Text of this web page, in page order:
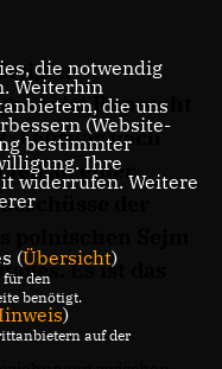
reist Ruprecht
Februar nach
teil an einer
der
polnischen Sejm
Es ist das
die notwendig
Weiterhin
die uns
(Website-
bestimmter
Ihre
widerrufen. Weitere
(Übersicht)
für den
benötigt.
)
auf der